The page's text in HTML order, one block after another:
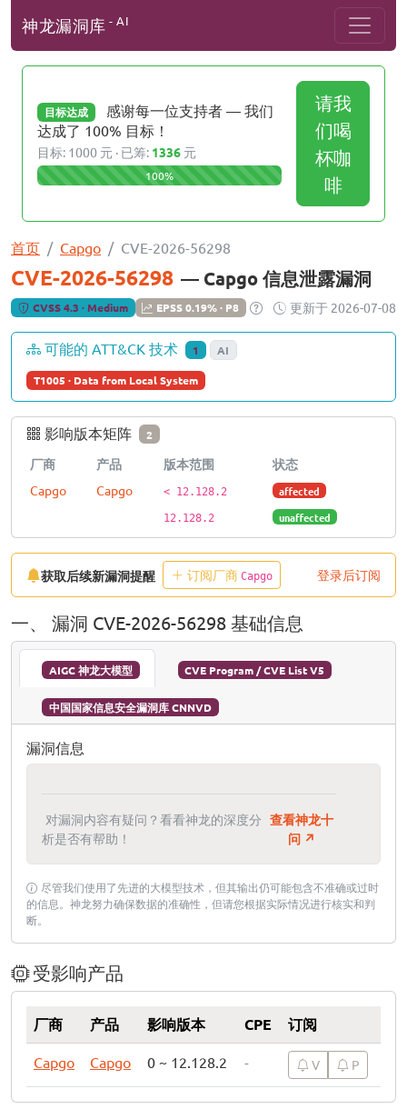
神龙漏洞库 - AI
目标达成
感谢每一位支持者 — 我们
达成了 100% 目标！
目标: 1000 元 · 已筹: 1336 元
100%
请我
们喝
杯咖
啡
首页 Capgo CVE-2026-56298
CVE-2026-56298 — Capgo 信息泄露漏洞
CVSS 4.3 · Medium EPSS 0.19% · P8 更新于 2026-07-08
可能的 ATT&CK 技术 1 AI
T1005 · Data from Local System
影响版本矩阵 2
厂商 产品 版本范围
状态
Capgo
Capgo < 12.128.2 affected
12.128.2 unaffected
获取后续新漏洞提醒 订阅厂商 Capgo 登录后订阅
一、 漏洞 CVE-2026-56298 基础信息
AIGC 神龙大模型 CVE Program / CVE List V5
中国国家信息安全漏洞库 CNNVD
漏洞信息
对漏洞内容有疑问？看看神龙的深度分
析是否有帮助！
查看神龙十
问 ↗
尽管我们使用了先进的大模型技术，但其输出仍可能包含不准确或过时
的信息。神龙努力确保数据的准确性，但请您根据实际情况进行核实和判
断。
受影响产品
厂商 产品 影响版本 CPE 订阅
Capgo Capgo 0 ~ 12.128.2 - V P